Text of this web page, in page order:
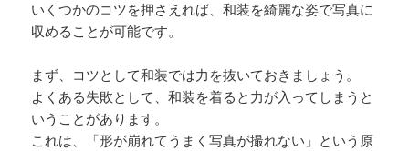
いくつかのコツを押さえれば、和装を綺麗な姿で写真に
収めることが可能です。
まず、コツとして和装では力を抜いておきましょう。
よくある失敗として、和装を着ると力が入ってしまうと
いうことがあります。
これは、「形が崩れてうまく写真が撮れない」という原